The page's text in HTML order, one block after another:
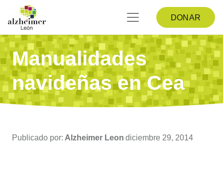
DONAR
Manualidades
navideñas en Cea
Publicado por: Alzheimer Leon diciembre 29, 2014